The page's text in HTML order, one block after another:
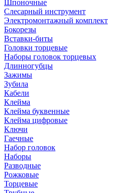
Шпоночные
Слесарный инструмент
Электромонтажный комплект
Бокорезы
Вставки-биты
Головки торцевые
Наборы головок торцевых
Длинногубцы
Зажимы
Зубила
Кабели
Клейма
Клейма буквенные
Клейма цифровые
Ключи
Гаечные
Набор головок
Наборы
Разводные
Рожковые
Торцевые